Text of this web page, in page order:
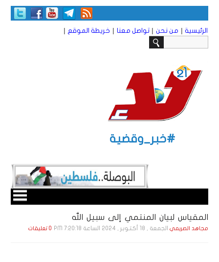
الرئيسية | من نحن | تواصل معنا | خريطة الموقع |
#خبر_وقضية
المقياس لبيان المنتمي إلى سبيل الله
مجاهد الصريمي الجمعة , 18 أكـتـوبـر , 2024 الساعة 7:20:18 PM 0 تعليقات